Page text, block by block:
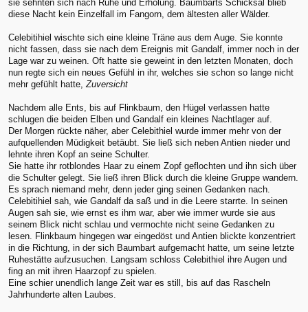
sie sehnten sich nach Ruhe und Erholung. Baumbarts Schicksal blieb
diese Nacht kein Einzelfall im Fangorn, dem ältesten aller Wälder.
Celebitihiel wischte sich eine kleine Träne aus dem Auge. Sie konnte
nicht fassen, dass sie nach dem Ereignis mit Gandalf, immer noch in der
Lage war zu weinen. Oft hatte sie geweint in den letzten Monaten, doch
nun regte sich ein neues Gefühl in ihr, welches sie schon so lange nicht
mehr gefühlt hatte,Zuversicht
Nachdem alle Ents, bis auf Flinkbaum, den Hügel verlassen hatte
schlugen die beiden Elben und Gandalf ein kleines Nachtlager auf.
Der Morgen rückte näher, aber Celebithiel wurde immer mehr von der
aufquellenden Müdigkeit betäubt. Sie ließ sich neben Antien nieder und
lehnte ihren Kopf an seine Schulter.
Sie hatte ihr rotblondes Haar zu einem Zopf geflochten und ihn sich über
die Schulter gelegt. Sie ließ ihren Blick durch die kleine Gruppe wandern.
Es sprach niemand mehr, denn jeder ging seinen Gedanken nach.
Celebitihiel sah, wie Gandalf da saß und in die Leere starrte. In seinen
Augen sah sie, wie ernst es ihm war, aber wie immer wurde sie aus
seinem Blick nicht schlau und vermochte nicht seine Gedanken zu
lesen. Flinkbaum hingegen war eingedöst und Antien blickte konzentriert
in die Richtung, in der sich Baumbart aufgemacht hatte, um seine letzte
Ruhestätte aufzusuchen. Langsam schloss Celebithiel ihre Augen und
fing an mit ihren Haarzopf zu spielen.
Eine schier unendlich lange Zeit war es still, bis auf das Rascheln
Jahrhunderte alten Laubes.